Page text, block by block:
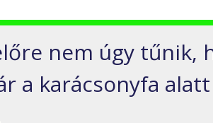
nem úgy tűnik,
a karácsonyfa